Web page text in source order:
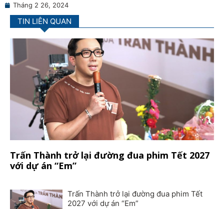
Tháng 2 26, 2024
TIN LIÊN QUAN
Trấn Thành trở lại đường đua phim Tết 2027
với dự án “Em”
Trấn Thành trở lại đường đua phim Tết
2027 với dự án “Em”